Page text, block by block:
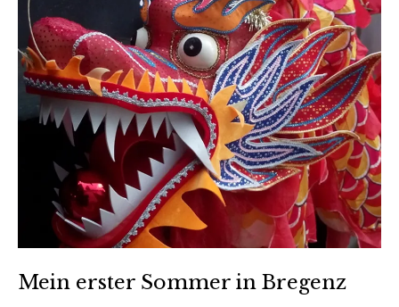
Mein erster Sommer in Bregenz